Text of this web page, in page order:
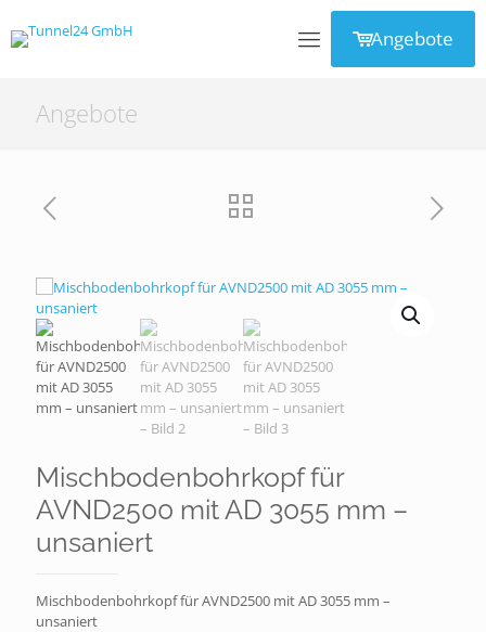
Angebote
Angebote
Mischbodenbohrkopf für
AVND2500 mit AD 3055 mm –
unsaniert
Mischbodenbohrkopf für AVND2500 mit AD 3055 mm –
unsaniert